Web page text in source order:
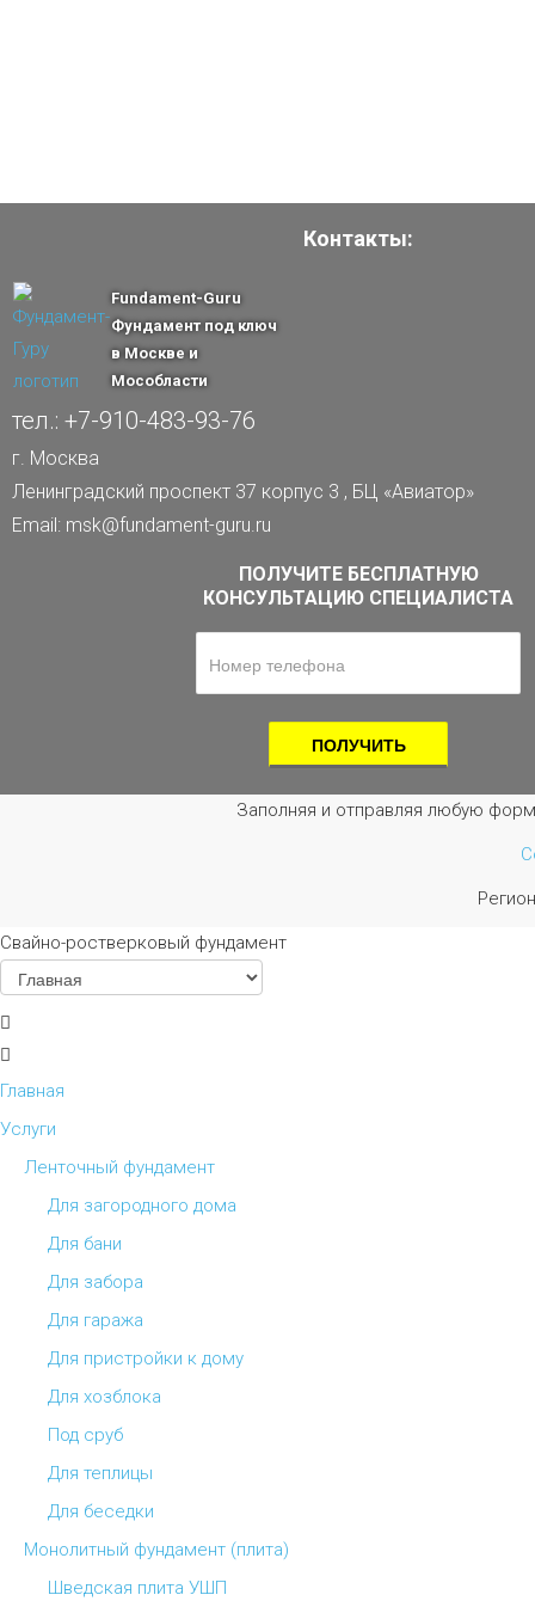
Контакты:
Fundament-Guru
Фундамент под ключ
в Москве и
Мособласти
тел.: +7-910-483-93-76
г. Москва
Ленинградский проспект 37 корпус 3 , БЦ «Авиатор»
Email: msk@fundament-guru.ru
ПОЛУЧИТЕ БЕСПЛАТНУЮ
КОНСУЛЬТАЦИЮ СПЕЦИАЛИСТА
Заполняя и отправляя любую
Свайно-ростверковый фундамент
Главная
Услуги
Ленточный фундамент
Для загородного дома
Для бани
Для забора
Для гаража
Для пристройки к дому
Для хозблока
Под сруб
Для теплицы
Для беседки
Монолитный фундамент (плита)
Шведская плита УШП